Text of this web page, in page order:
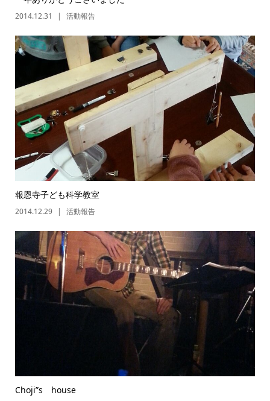
2014.12.31 活動報告
報恩寺子ども科学教室
2014.12.29 活動報告
Choji”s house